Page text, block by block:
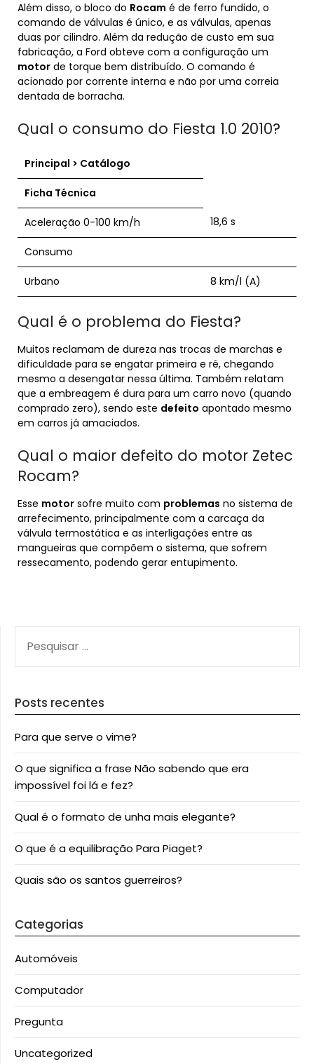
Além disso, o bloco do Rocam é de ferro fundido, o
comando de válvulas é único, e as válvulas, apenas
duas por cilindro. Além da redução de custo em sua
fabricação, a Ford obteve com a configuração um
motor de torque bem distribuído. O comando é
acionado por corrente interna e não por uma correia
dentada de borracha.
Qual o consumo do Fiesta 1.0 2010?
Principal > Catálogo
Ficha Técnica
Aceleração 0-100 km/h 18,6 s
Consumo
Urbano 8 km/l (A)
Qual é o problema do Fiesta?
Muitos reclamam de dureza nas trocas de marchas e
dificuldade para se engatar primeira e ré, chegando
mesmo a desengatar nessa última. Também relatam
que a embreagem é dura para um carro novo (quando
comprado zero), sendo este defeito apontado mesmo
em carros já amaciados.
Qual o maior defeito do motor Zetec
Rocam?
Esse motor sofre muito com problemas no sistema de
arrefecimento, principalmente com a carcaça da
válvula termostática e as interligações entre as
mangueiras que compõem o sistema, que sofrem
ressecamento, podendo gerar entupimento.
POR:
Posts recentes
Para que serve o vime?
O que significa a frase Não sabendo que era
impossível foi lá e fez?
Qual é o formato de unha mais elegante?
O que é a equilibração Para Piaget?
Quais são os santos guerreiros?
Categorias
Automóveis
Computador
Pregunta
Uncategorized